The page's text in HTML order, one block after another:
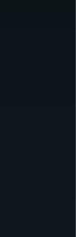
バースを
深まり、個々のペ
着率の向上や苦手
習環境を実現
こでも学習が可能
な学びの機会を提
改善
徒の理解度や関心
役立ちます。
育方針や雰囲気を
求力が高まりま